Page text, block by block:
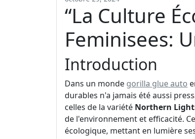
“La Culture
Feminisees:
Introduction
Dans un monde gorilla glue auto
durables n'a jamais été aussi
celles de la variété Northern
de l'environnement et efficacité.
écologique, mettant en lumière